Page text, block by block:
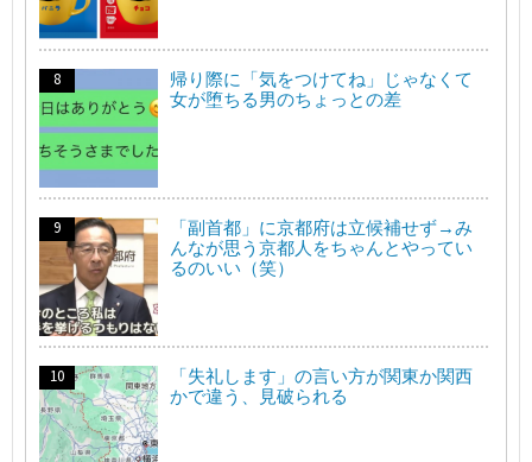
帰り際に「気をつけてね」じゃなくて
女が堕ちる男のちょっとの差
「副首都」に京都府は立候補せず→み
んなが思う京都人をちゃんとやってい
るのいい（笑）
「失礼します」の言い方が関東か関西
かで違う、見破られる